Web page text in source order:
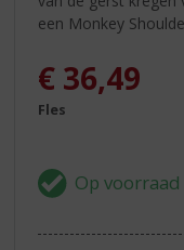
een Monkey
€ 36,49
Fles